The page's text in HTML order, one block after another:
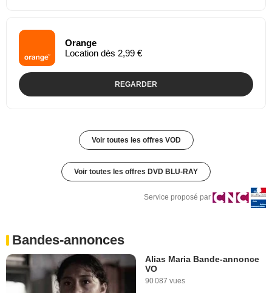
Orange
Location dès 2,99 €
REGARDER
Voir toutes les offres VOD
Voir toutes les offres DVD BLU-RAY
Service proposé par
Bandes-annonces
Alias Maria Bande-annonce
VO
90 087 vues